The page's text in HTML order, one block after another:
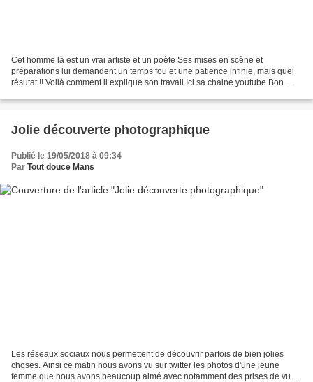
Cet homme là est un vrai artiste et un poète Ses mises en scène et
préparations lui demandent un temps fou et une patience infinie, mais quel
résutat !! Voilà comment il explique son travail Ici sa chaine youtube Bon
Jolie découverte photographique
Publié le 19/05/2018 à 09:34
Par Tout douce Mans
Les réseaux sociaux nous permettent de découvrir parfois de bien jolies
choses. Ainsi ce matin nous avons vu sur twitter les photos d'une jeune
femme que nous avons beaucoup aimé avec notamment des prises de vue